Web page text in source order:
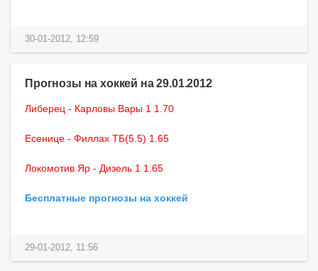
30-01-2012, 12:59
Прогнозы на хоккей на 29.01.2012
Либерец - Карловы Вары 1 1.70
Есенице - Филлах ТБ(5.5) 1.65
Локомотив Яр - Дизель 1 1.65
Бесплатные прогнозы на хоккей
29-01-2012, 11:56